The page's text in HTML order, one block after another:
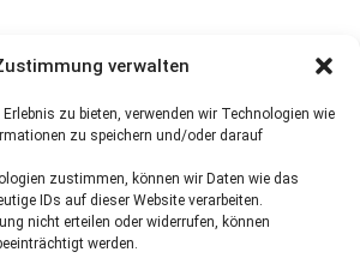
verwalten
zu bieten, verwenden wir Technologien wie
zu speichern und/oder darauf
zustimmen, können wir Daten wie das
IDs auf dieser Website verarbeiten.
nicht erteilen oder widerrufen, können
werden.